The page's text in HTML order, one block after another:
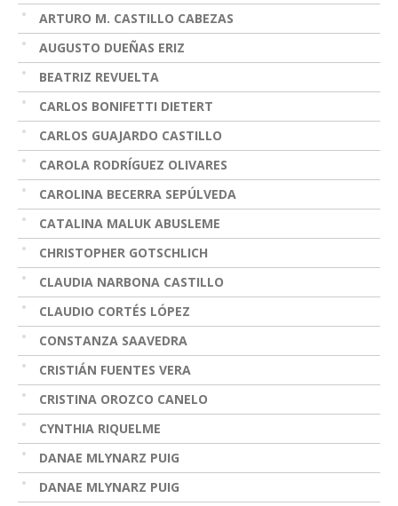
ARTURO M. CASTILLO CABEZAS
AUGUSTO DUEÑAS ERIZ
BEATRIZ REVUELTA
CARLOS BONIFETTI DIETERT
CARLOS GUAJARDO CASTILLO
CAROLA RODRÍGUEZ OLIVARES
CAROLINA BECERRA SEPÚLVEDA
CATALINA MALUK ABUSLEME
CHRISTOPHER GOTSCHLICH
CLAUDIA NARBONA CASTILLO
CLAUDIO CORTÉS LÓPEZ
CONSTANZA SAAVEDRA
CRISTIÁN FUENTES VERA
CRISTINA OROZCO CANELO
CYNTHIA RIQUELME
DANAE MLYNARZ PUIG
DANAE MLYNARZ PUIG